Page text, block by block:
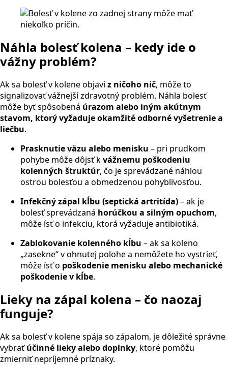
Náhla bolesť kolena – kedy ide o
vážny problém?
Ak sa bolesť v kolene objavíz ničoho nič, môže to
signalizovať vážnejší zdravotný problém. Náhla bolesť
môže byť spôsobená úrazom alebo iným akútnym
stavom, ktorý vyžaduje okamžité odborné vyšetrenie a
liečbu.
Prasknutie väzu alebo menisku – pri prudkom
pohybe môže dôjsť kvážnemu poškodeniu
kolenných štruktúr, čo je sprevádzané náhlou
ostrou bolesťou a obmedzenou pohyblivosťou.
Infekčný zápal kĺbu (septická artritída)– ak je
bolesť sprevádzaná horúčkou a silným opuchom,
môže ísť o infekciu, ktorá vyžaduje antibiotiká.
Zablokovanie kolenného kĺbu – ak sa koleno
„zasekne“ v ohnutej polohe a nemôžete ho vystrieť,
môže ísť o poškodenie menisku alebo mechanické
poškodenie v kĺbe.
Lieky na zápal kolena – čo naozaj
funguje?
Ak sa bolesť v kolene spája so zápalom, je dôležité správne
vybraťúčinné lieky alebo doplnky, ktoré pomôžu
zmierniť nepríjemné príznaky.